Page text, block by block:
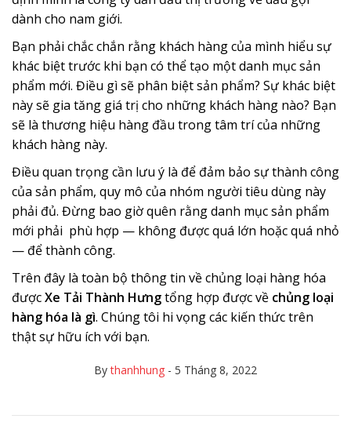
dành cho nam giới.
Bạn phải chắc chắn rằng khách hàng của mình hiểu sự
khác biệt trước khi bạn có thể tạo một danh mục sản
phẩm mới. Điều gì sẽ phân biệt sản phẩm? Sự khác biệt
này sẽ gia tăng giá trị cho những khách hàng nào? Bạn
sẽ là thương hiệu hàng đầu trong tâm trí của những
khách hàng này.
Điều quan trọng cần lưu ý là để đảm bảo sự thành công
của sản phẩm, quy mô của nhóm người tiêu dùng này
phải đủ. Đừng bao giờ quên rằng danh mục sản phẩm
mới phải phù hợp — không được quá lớn hoặc quá nhỏ
— để thành công.
Trên đây là toàn bộ thông tin về chủng loại hàng hóa
đượcXe Tải Thành Hưngtổng hợp được về chủng loại
hàng hóa là gì. Chúng tôi hi vọng các kiến thức trên
thật sự hữu ích với bạn.
Bythanhhung - 5 Tháng 8, 2022